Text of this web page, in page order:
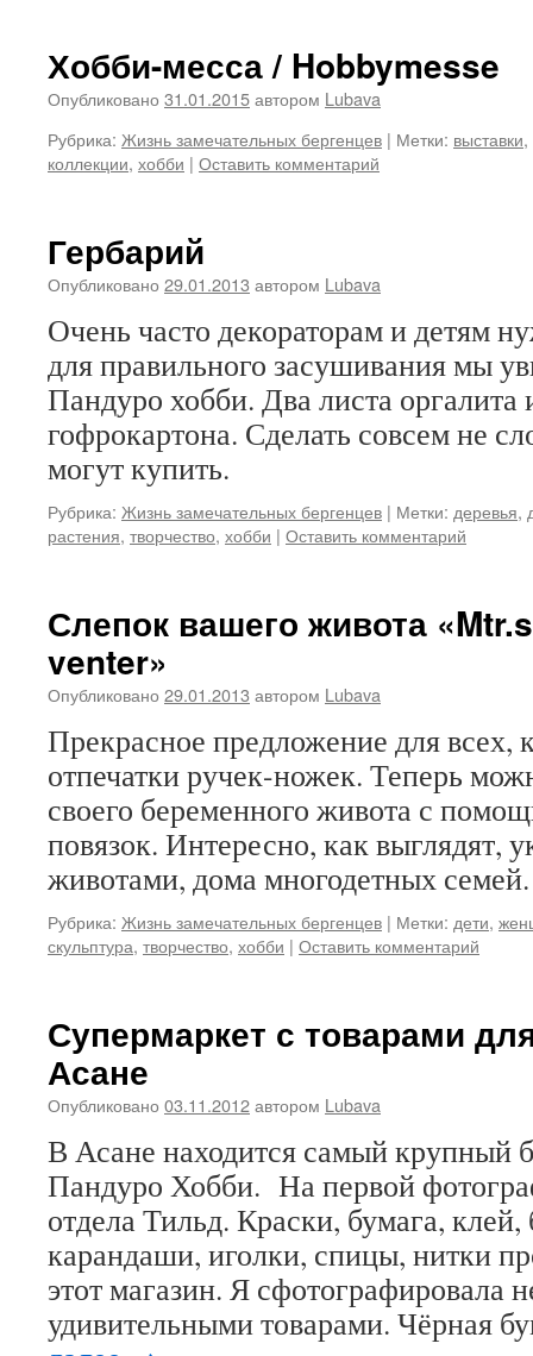
Хобби-месса / Hobbymesse
Опубликовано 31.01.2015автором Lubava
Рубрика: Жизнь замечательных бергенцев | Метки: выставки,
коллекции, хобби | Оставить комментарий
Гербарий
Опубликовано 29.01.2013 автором Lubava
Очень часто декораторам и детям
для правильного засушивания мы
Пандуро хобби. Два листа оргалита
гофрокартона. Сделать совсем не
могут купить.
Рубрика: Жизнь замечательных бергенцев | Метки: деревья,
растения, творчество, хобби | Оставить комментарий
Слепок вашего живота
venter»
Опубликовано 29.01.2013 автором Lubava
Прекрасное предложение для всех,
отпечатки ручек-ножек. Теперь
своего беременного живота с
повязок. Интересно, как выглядят,
животами, дома многодетных семей.
Рубрика: Жизнь замечательных бергенцев | Метки: дети,
скульптура, творчество, хобби | Оставить комментарий
Супермаркет с товарами
Асане
Опубликовано 03.11.2012автором Lubava
В Асане находится самый крупный
Пандуро Хобби. На первой
отдела Тильд. Краски, бумага,
карандаши, иголки, спицы, нитки
этот магазин. Я сфотографировала
удивительными товарами. Чёрная